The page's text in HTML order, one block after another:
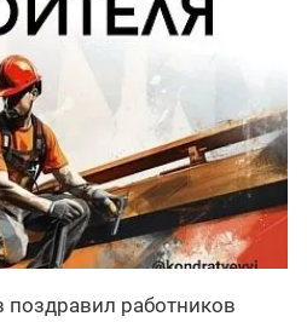
работников